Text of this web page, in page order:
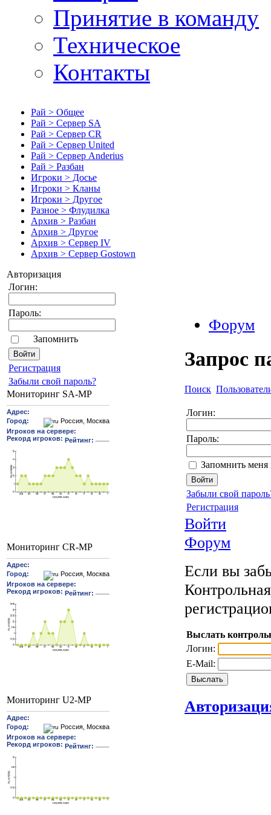
Принятие в команду
Техническое
Контакты
Рай > Общее
Рай > Сервер SA
Рай > Сервер CR
Рай > Сервер United
Рай > Сервер Anderius
Рай > Разбан
Игроки > Досье
Игроки > Кланы
Игроки > Другое
Разное > Флудилка
Архив > Разбан
Архив > Другое
Архив > Сервер IV
Архив > Сервер Gostown
Авторизация
Логин:
Пароль:
Запомнить
Pегиcтрaция
Забыли свой пароль?
Мониторинг SA-MP
Мониторинг CR-MP
Мониторинг U2-MP
Форум
Запрос
Поиск
Логин:
Пароль:
Запомнить меня
Забыли свой
Регистрация
Войти
Форум
Если вы
Выслать
Логин:
E-Mail: